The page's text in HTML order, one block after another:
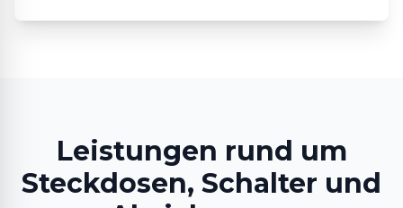
Leistungen rund um
Steckdosen, Schalter und